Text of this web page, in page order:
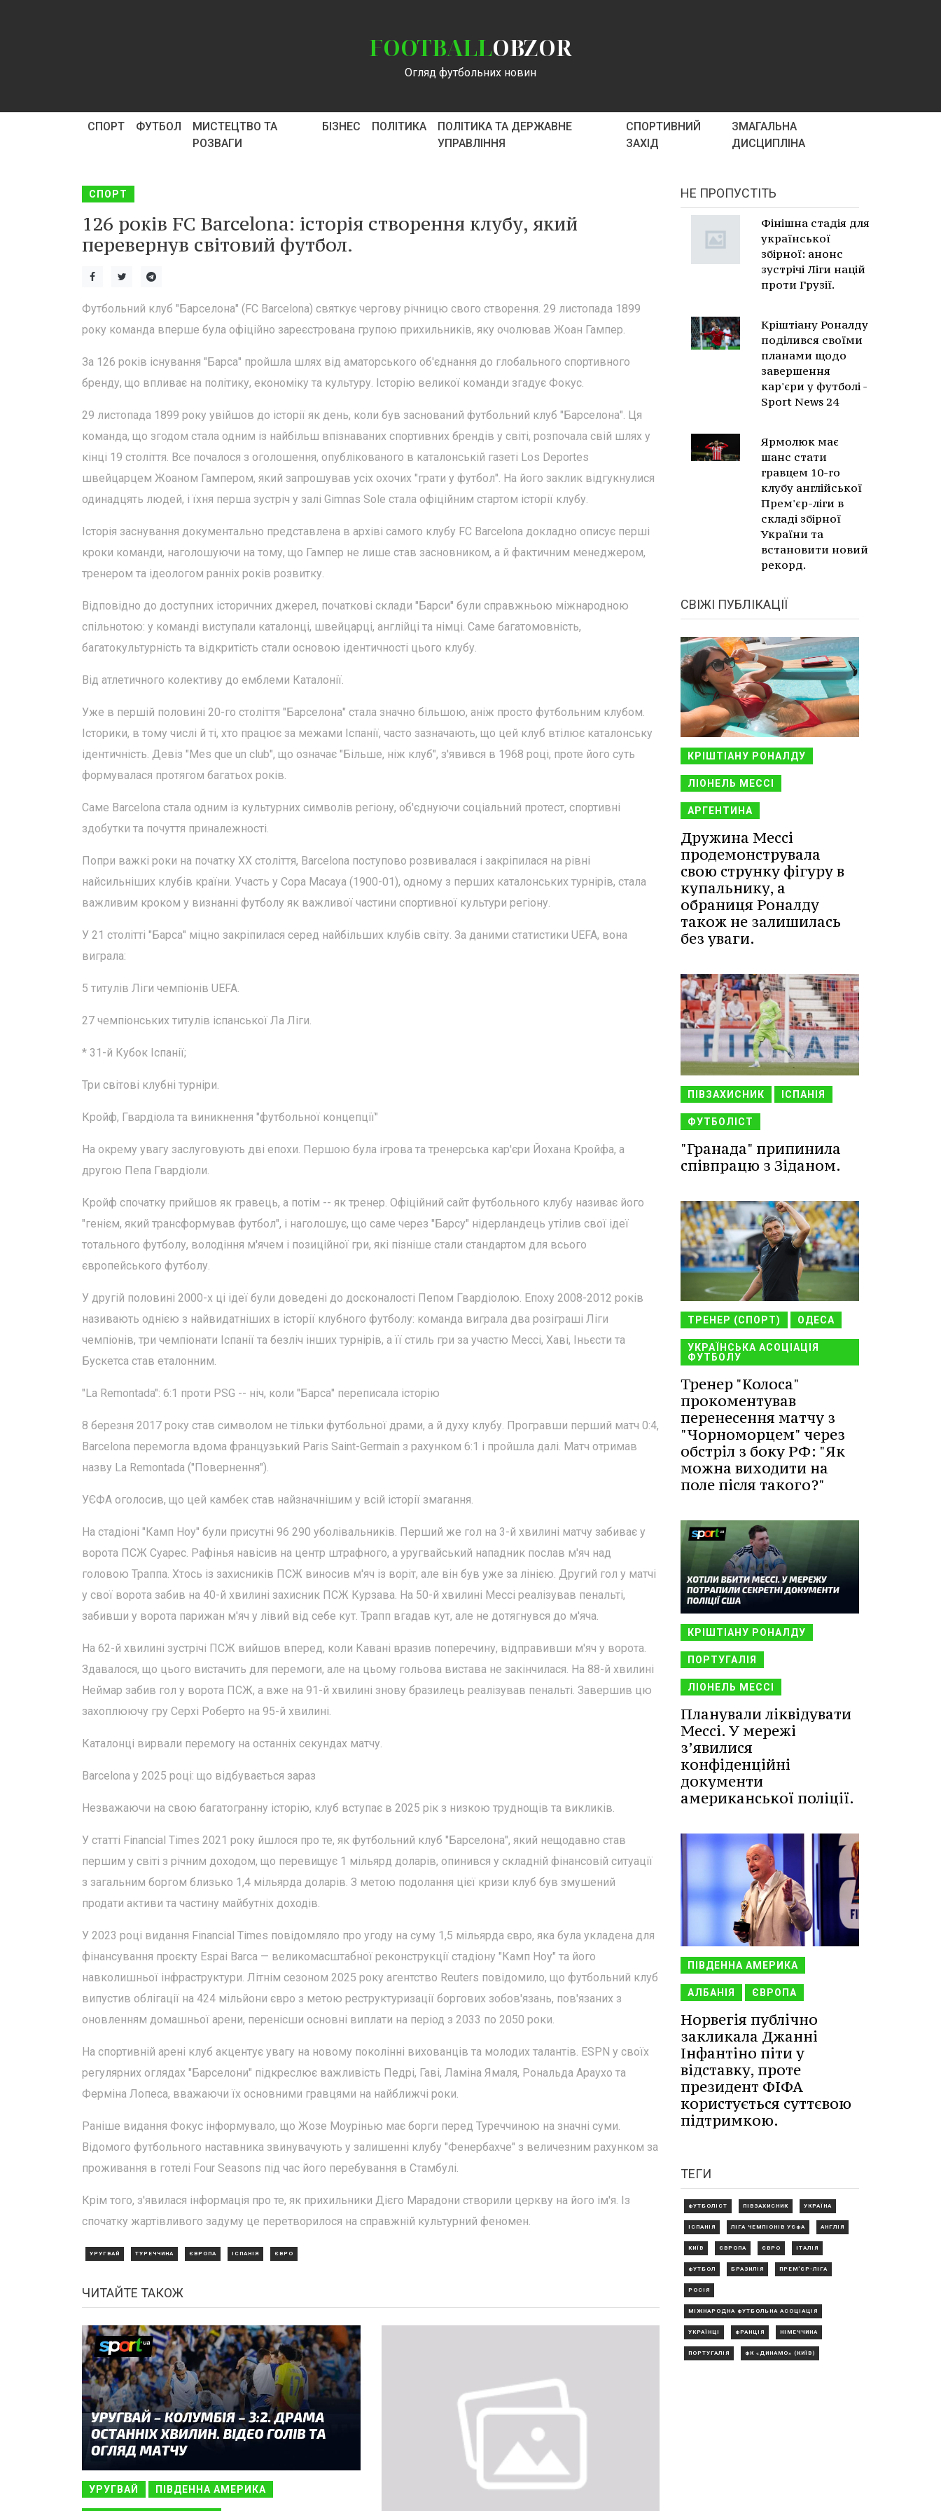
FOOTBALLOBZOR
Огляд футбольних новин
СПОРТ ФУТБОЛ
МИСТЕЦТВО ТА
РОЗВАГИ
БІЗНЕС ПОЛІТИКА
ПОЛІТИКА ТА ДЕРЖАВНЕ
УПРАВЛІННЯ
СПОРТИВНИЙ
ЗАХІД
ЗМАГАЛЬНА
ДИСЦИПЛІНА
СПОРТ
126 років FC Barcelona: історія створення клубу, який
перевернув світовий футбол.
Футбольний клуб "Барселона" (FC Barcelona) святкує чергову річницю свого створення. 29 листопада 1899
року команда вперше була офіційно зареєстрована групою прихильників, яку очолював Жоан Гампер.
За 126 років існування "Барса" пройшла шлях від аматорського об'єднання до глобального спортивного
бренду, що впливає на політику, економіку та культуру. Історію великої команди згадує Фокус.
29 листопада 1899 року увійшов до історії як день, коли був заснований футбольний клуб "Барселона". Ця
команда, що згодом стала одним із найбільш впізнаваних спортивних брендів у світі, розпочала свій шлях у
кінці 19 століття. Все почалося з оголошення, опублікованого в каталонській газеті Los Deportes
швейцарцем Жоаном Гампером, який запрошував усіх охочих "грати у футбол". На його заклик відгукнулися
одинадцять людей, і їхня перша зустріч у залі Gimnas Sole стала офіційним стартом історії клубу.
Історія заснування документально представлена в архіві самого клубу FC Barcelona докладно описує перші
кроки команди, наголошуючи на тому, що Гампер не лише став засновником, а й фактичним менеджером,
тренером та ідеологом ранніх років розвитку.
Відповідно до доступних історичних джерел, початкові склади "Барси" були справжньою міжнародною
спільнотою: у команді виступали каталонці, швейцарці, англійці та німці. Саме багатомовність,
багатокультурність та відкритість стали основою ідентичності цього клубу.
Від атлетичного колективу до емблеми Каталонії.
Уже в першій половині 20-го століття "Барселона" стала значно більшою, аніж просто футбольним клубом.
Історики, в тому числі й ті, хто працює за межами Іспанії, часто зазначають, що цей клуб втілює каталонську
ідентичність. Девіз "Mes que un club", що означає "Більше, ніж клуб", з'явився в 1968 році, проте його суть
формувалася протягом багатьох років.
Саме Barcelona стала одним із культурних символів регіону, об'єднуючи соціальний протест, спортивні
здобутки та почуття приналежності.
Попри важкі роки на початку XX століття, Barcelona поступово розвивалася і закріпилася на рівні
найсильніших клубів країни. Участь у Copa Macaya (1900-01), одному з перших каталонських турнірів, стала
важливим кроком у визнанні футболу як важливої частини спортивної культури регіону.
У 21 столітті "Барса" міцно закріпилася серед найбільших клубів світу. За даними статистики UEFA, вона
виграла:
5 титулів Ліги чемпіонів UEFA.
27 чемпіонських титулів іспанської Ла Ліги.
* 31-й Кубок Іспанії;
Три світові клубні турніри.
Кройф, Гвардіола та виникнення "футбольної концепції"
На окрему увагу заслуговують дві епохи. Першою була ігрова та тренерська кар'єри Йохана Кройфа, а
другою Пепа Гвардіоли.
Кройф спочатку прийшов як гравець, а потім -- як тренер. Офіційний сайт футбольного клубу називає його
"генієм, який трансформував футбол", і наголошує, що саме через "Барсу" нідерландець утілив свої ідеї
тотального футболу, володіння м'ячем і позиційної гри, які пізніше стали стандартом для всього
європейського футболу.
У другій половині 2000-х ці ідеї були доведені до досконалості Пепом Гвардіолою. Епоху 2008-2012 років
називають однією з найвидатніших в історії клубного футболу: команда виграла два розіграші Ліги
чемпіонів, три чемпіонати Іспанії та безліч інших турнірів, а її стиль гри за участю Мессі, Хаві, Іньєсти та
Бускетса став еталонним.
"La Remontada": 6:1 проти PSG -- ніч, коли "Барса" переписала історію
8 березня 2017 року став символом не тільки футбольної драми, а й духу клубу. Програвши перший матч 0:4,
Barcelona перемогла вдома французький Paris Saint-Germain з рахунком 6:1 і пройшла далі. Матч отримав
назву La Remontada ("Повернення").
УЄФА оголосив, що цей камбек став найзначнішим у всій історії змагання.
На стадіоні "Камп Ноу" були присутні 96 290 уболівальників. Перший же гол на 3-й хвилині матчу забиває у
ворота ПСЖ Суарес. Рафінья навісив на центр штрафного, а уругвайський нападник послав м'яч над
головою Траппа. Хтось із захисників ПСЖ виносив м'яч із воріт, але він був уже за лінією. Другий гол у матчі
у свої ворота забив на 40-й хвилині захисник ПСЖ Курзава. На 50-й хвилині Мессі реалізував пенальті,
забивши у ворота парижан м'яч у лівий від себе кут. Трапп вгадав кут, але не дотягнувся до м'яча.
На 62-й хвилині зустрічі ПСЖ вийшов вперед, коли Кавані вразив поперечину, відправивши м'яч у ворота.
Здавалося, що цього вистачить для перемоги, але на цьому гольова вистава не закінчилася. На 88-й хвилині
Неймар забив гол у ворота ПСЖ, а вже на 91-й хвилині знову бразилець реалізував пенальті. Завершив цю
захоплюючу гру Серхі Роберто на 95-й хвилині.
Каталонці вирвали перемогу на останніх секундах матчу.
Barcelona у 2025 році: що відбувається зараз
Незважаючи на свою багатогранну історію, клуб вступає в 2025 рік з низкою труднощів та викликів.
У статті Financial Times 2021 року йшлося про те, як футбольний клуб "Барселона", який нещодавно став
першим у світі з річним доходом, що перевищує 1 мільярд доларів, опинився у складній фінансовій ситуації
з загальним боргом близько 1,4 мільярда доларів. З метою подолання цієї кризи клуб був змушений
продати активи та частину майбутніх доходів.
У 2023 році видання Financial Times повідомляло про угоду на суму 1,5 мільярда євро, яка була укладена для
фінансування проєкту Espai Barca — великомасштабної реконструкції стадіону "Камп Ноу" та його
навколишньої інфраструктури. Літнім сезоном 2025 року агентство Reuters повідомило, що футбольний клуб
випустив облігації на 424 мільйони євро з метою реструктуризації боргових зобов'язань, пов'язаних з
оновленням домашньої арени, перенісши основні виплати на період з 2033 по 2050 роки.
На спортивній арені клуб акцентує увагу на новому поколінні вихованців та молодих талантів. ESPN у своїх
регулярних оглядах "Барселони" підкреслює важливість Педрі, Гаві, Ламіна Ямаля, Рональда Араухо та
Ферміна Лопеса, вважаючи їх основними гравцями на найближчі роки.
Раніше видання Фокус інформувало, що Жозе Моурінью має борги перед Туреччиною на значні суми.
Відомого футбольного наставника звинувачують у залишенні клубу "Фенербахче" з величезним рахунком за
проживання в готелі Four Seasons під час його перебування в Стамбулі.
Крім того, з'явилася інформація про те, як прихильники Дієго Марадони створили церкву на його ім'я. Із
спочатку жартівливого задуму це перетворилося на справжній культурний феномен.
УРУГВАЙ ТУРЕЧЧИНА ЄВРОПА ІСПАНІЯ ЄВРО
ЧИТАЙТЕ ТАКОЖ
УРУГВАЙ ПІВДЕННА АМЕРИКА
НЕ ПРОПУСТІТЬ
Фінішна стадія для
української
збірної: анонс
зустрічі Ліги націй
проти Грузії.
Кріштіану Роналду
поділився своїми
планами щодо
завершення
кар'єри у футболі -
Sport News 24
Ярмолюк має
шанс стати
гравцем 10-го
клубу англійської
Прем'єр-ліги в
складі збірної
України та
встановити новий
рекорд.
СВІЖІ ПУБЛІКАЦІЇ
КРІШТІАНУ РОНАЛДУ
ЛІОНЕЛЬ МЕССІ
АРГЕНТИНА
Дружина Мессі
продемонструвала
свою струнку фігуру в
купальнику, а
обраниця Роналду
також не залишилась
без уваги.
ПІВЗАХИСНИК ІСПАНІЯ
ФУТБОЛІСТ
"Гранада" припинила
співпрацю з Зіданом.
ТРЕНЕР (СПОРТ) ОДЕСА
УКРАЇНСЬКА АСОЦІАЦІЯ
ФУТБОЛУ
Тренер "Колоса"
прокоментував
перенесення матчу з
"Чорноморцем" через
обстріл з боку РФ: "Як
можна виходити на
поле після такого?"
КРІШТІАНУ РОНАЛДУ
ПОРТУГАЛІЯ
ЛІОНЕЛЬ МЕССІ
Планували ліквідувати
Мессі. У мережі
з’явилися
конфіденційні
документи
американської поліції.
ПІВДЕННА АМЕРИКА
АЛБАНІЯ ЄВРОПА
Норвегія публічно
закликала Джанні
Інфантіно піти у
відставку, проте
президент ФІФА
користується суттєвою
підтримкою.
ТЕГИ
ФУТБОЛІСТ ПІВЗАХИСНИК УКРАЇНА
ІСПАНІЯ ЛІГА ЧЕМПІОНІВ УЄФА АНГЛІЯ
КИЇВ ЄВРОПА ЄВРО ІТАЛІЯ
ФУТБОЛ БРАЗИЛІЯ ПРЕМ'ЄР-ЛІГА
РОСІЯ
МІЖНАРОДНА ФУТБОЛЬНА АСОЦІАЦІЯ
УКРАЇНЦІ ФРАНЦІЯ НІМЕЧЧИНА
ПОРТУГАЛІЯ ФК «ДИНАМО» (КИЇВ)